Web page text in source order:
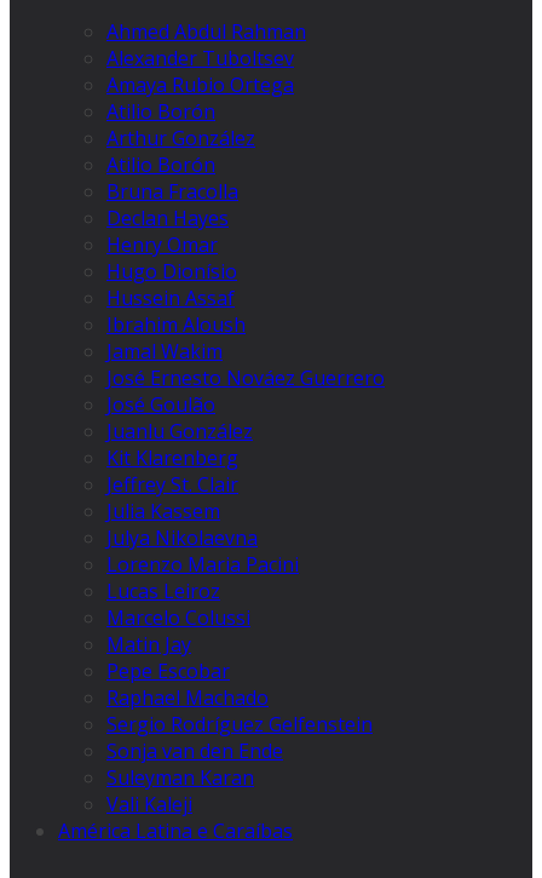
Ahmed Abdul Rahman
Alexander Tuboltsev
Amaya Rubio Ortega
Atilio Borón
Arthur González
Atilio Borón
Bruna Fracolla
Declan Hayes
Henry Omar
Hugo Dionísio
Hussein Assaf
Ibrahim Aloush
Jamal Wakim
José Ernesto Nováez Guerrero
José Goulão
Juanlu González
Kit Klarenberg
Jeffrey St. Clair
Julia Kassem
Julya Nikolaevna
Lorenzo Maria Pacini
Lucas Leiroz
Marcelo Colussi
Matin Jay
Pepe Escobar
Raphael Machado
Sergio Rodríguez Gelfenstein
Sonja van den Ende
Suleyman Karan
Vali Kaleji
América Latina e Caraíbas